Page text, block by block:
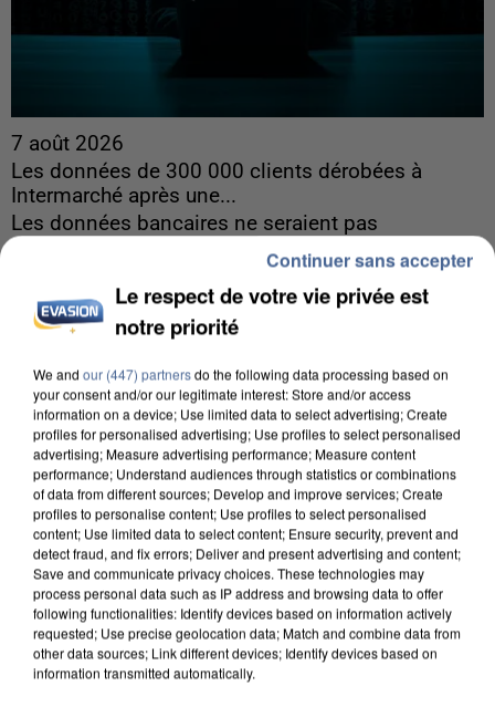
7 août 2026
Les données de 300 000 clients dérobées à
Intermarché après une...
Les données bancaires ne seraient pas
7 août 2026
Un second cadre de la DZ Mafia interpellé en
Le respect de votre vie privée est
notre priorité
We and our (447) partnersdo the following data processing based on
your consent and/or our legitimate interest: Store and/or access
information on a device; Use limited data to select advertising; Create
profiles for personalised advertising; Use profiles to select personalised
advertising; Measure advertising performance; Measure content
performance; Understand audiences through statistics or combinations
of data from different sources; Develop and improve services; Create
profiles to personalise content; Use profiles to select personalised
content; Use limited data to select content; Ensure security, prevent and
detect fraud, and fix errors; Deliver and present advertising and content;
Save and communicate privacy choices. These technologies may
process personal data such as IP address and browsing data to offer
following functionalities: Identify devices based on information actively
requested; Use precise geolocation data; Match and combine data from
other data sources; Link different devices; Identify devices based on
information transmitted automatically.
Continuer sans accepter